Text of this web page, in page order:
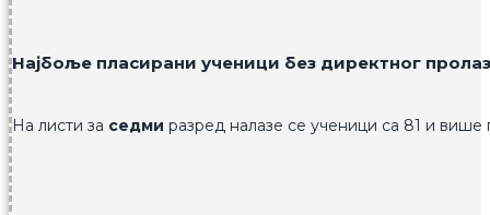
Најбоље пласирани ученици без директног
На листи за седми разред налазе се ученици са 81 и